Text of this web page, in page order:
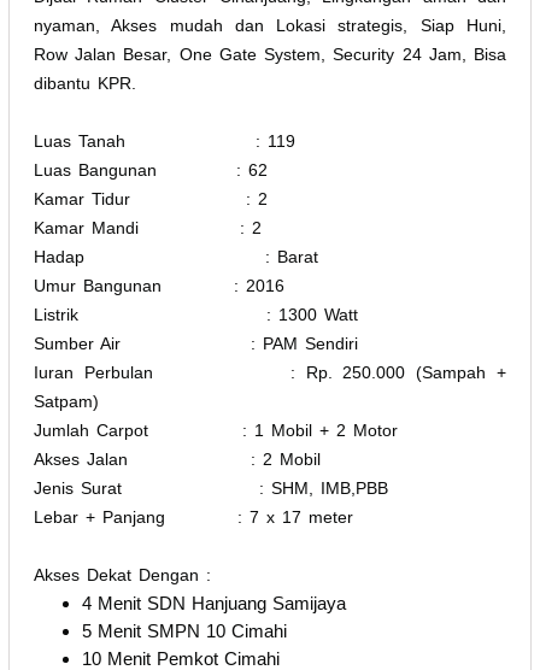
nyaman, Akses mudah dan Lokasi strategis, Siap Huni,
Row Jalan Besar, One Gate System, Security 24 Jam, Bisa
dibantu KPR.
Luas Tanah : 119
Luas Bangunan : 62
Kamar Tidur : 2
Kamar Mandi : 2
Hadap : Barat
Umur Bangunan : 2016
Listrik : 1300 Watt
Sumber Air : PAM Sendiri
Iuran Perbulan : Rp. 250.000 (Sampah +
Satpam)
Jumlah Carpot : 1 Mobil + 2 Motor
Akses Jalan : 2 Mobil
Jenis Surat : SHM, IMB,PBB
Lebar + Panjang : 7 x 17 meter
Akses Dekat Dengan :
4 Menit SDN Hanjuang Samijaya
5 Menit SMPN 10 Cimahi
10 Menit Pemkot Cimahi